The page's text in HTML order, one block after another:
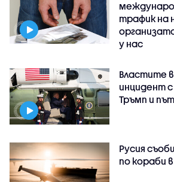
трафик на
у нас
Властите
инцидент
Тръмп и
Русия
по кораби